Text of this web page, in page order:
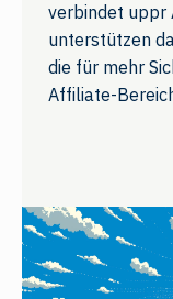
verbindet uppr
unterstützen
die für mehr
Affiliate-